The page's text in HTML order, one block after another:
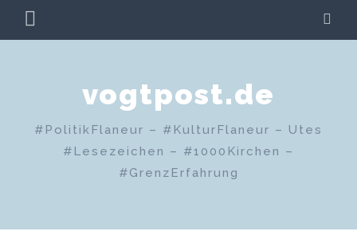
Zum
Inhalt MENÜ
vogtpost.de
#PolitikFlaneur – #KulturFlaneur – Utes
#Lesezeichen – #1000Kirchen –
#GrenzErfahrung